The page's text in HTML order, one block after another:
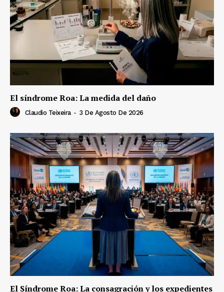
El síndrome Roa: La medida del daño
Claudio Teixeira - 3 De Agosto De 2026
El Síndrome Roa: La consagración y los expedientes